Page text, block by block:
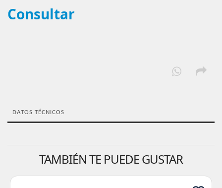
Consultar
DATOS TÉCNICOS
TAMBIÉN TE PUEDE GUSTAR